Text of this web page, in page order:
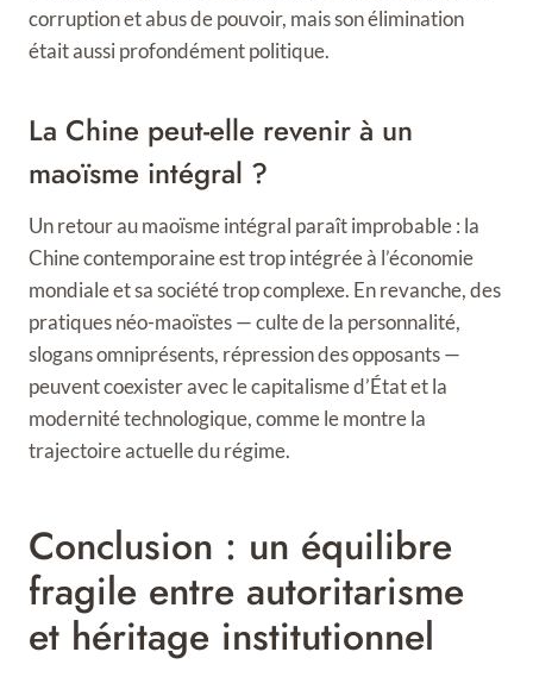
corruption et abus de pouvoir, mais son élimination
était aussi profondément politique.
La Chine peut-elle revenir à un
maoïsme intégral ?
Un retour au maoïsme intégral paraît improbable : la
Chine contemporaine est trop intégrée à l’économie
mondiale et sa société trop complexe. En revanche, des
pratiques néo-maoïstes — culte de la personnalité,
slogans omniprésents, répression des opposants —
peuvent coexister avec le capitalisme d’État et la
modernité technologique, comme le montre la
trajectoire actuelle du régime.
Conclusion : un équilibre
fragile entre autoritarisme
et héritage institutionnel